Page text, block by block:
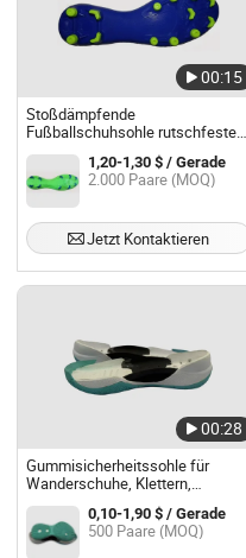
00:15
Stoßdämpfende
Fußballschuhsohle rutschfeste
Gummifußsohle
1,20-1,30 $ / Gerade
2.000 Paare (MOQ)
Jetzt Kontaktieren
00:28
Gummisicherheitssohle für
Wanderschuhe, Klettern,
Outdoor-Aktivitäten, Sneaker-
Außensohle0,10-1,90 $ / Gerade
500 Paare (MOQ)